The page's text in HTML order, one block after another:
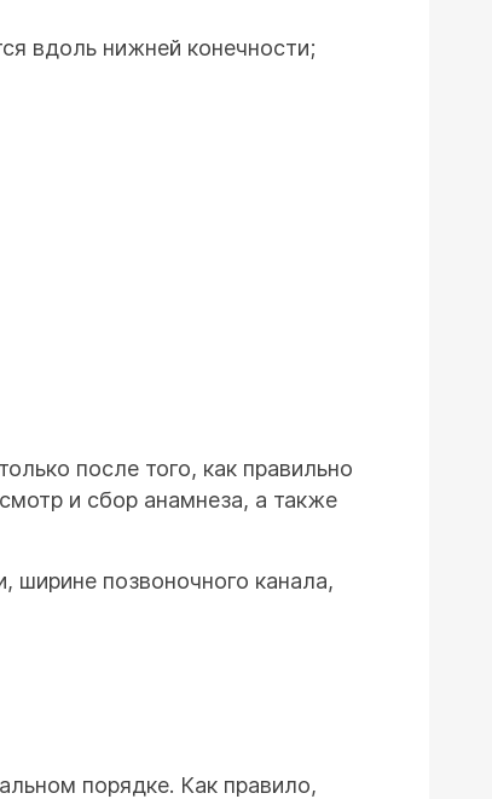
вдоль нижней конечности;
после того, как правильно
и сбор анамнеза, а также
ширине позвоночного канала,
порядке. Как правило,